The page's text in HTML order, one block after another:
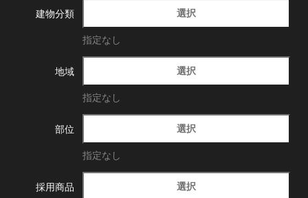
建物分類 選択
指定なし
地域 選択
指定なし
部位 選択
指定なし
採用商品 選択